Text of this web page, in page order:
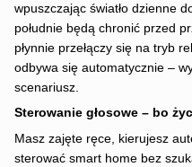
wpuszczając światło dzienne
południe będą chronić przed
płynnie przełączy się na tryb
odbywa się automatycznie –
scenariusz.
Sterowanie głosowe – bo
Masz zajęte ręce, kierujesz
sterować smart home bez